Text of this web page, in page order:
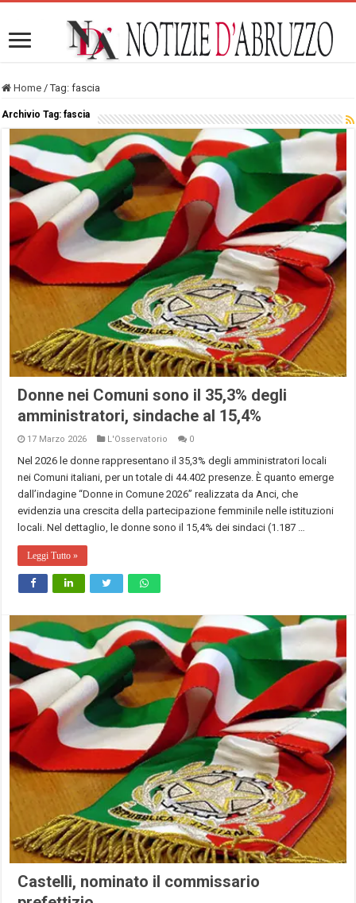
Home / Tag:fascia
Archivio Tag:fascia
Donne nei Comuni sono il 35,3% degli
amministratori, sindache al 15,4%
17 Marzo 2026 L'Osservatorio 0
Nel 2026 le donne rappresentano il 35,3% degli amministratori locali
nei Comuni italiani, per un totale di 44.402 presenze. È quanto emerge
dall’indagine “Donne in Comune 2026” realizzata da Anci, che
evidenzia una crescita della partecipazione femminile nelle istituzioni
locali. Nel dettaglio, le donne sono il 15,4% dei sindaci (1.187 …
Leggi Tutto »
Castelli, nominato il commissario